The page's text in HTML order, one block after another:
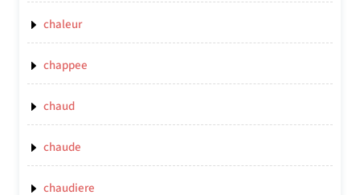
chaleur
chappee
chaud
chaude
chaudiere